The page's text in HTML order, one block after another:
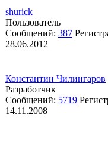
shurick
Пользователь
Сообщений: 387
28.06.2012
Константин Чилингаров
Разработчик
Сообщений: 5719
14.11.2008